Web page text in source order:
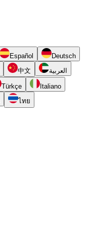
Español
Deutsch
中文 العربية
Türkçe
Italiano
ไทย